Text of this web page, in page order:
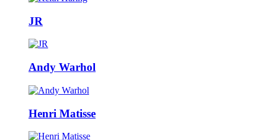
JR
Andy Warhol
Henri Matisse